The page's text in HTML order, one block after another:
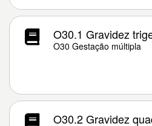
O30.1 Gravidez
O30 Gestação múltipla
O30.2 Gravidez